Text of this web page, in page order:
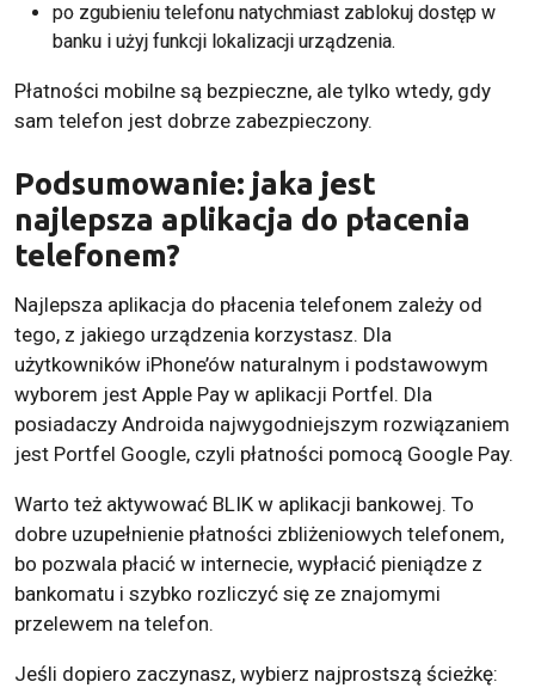
po zgubieniu telefonu natychmiast zablokuj dostęp w
banku i użyj funkcji lokalizacji urządzenia.
Płatności mobilne są bezpieczne, ale tylko wtedy, gdy
sam telefon jest dobrze zabezpieczony.
Podsumowanie: jaka jest
najlepsza aplikacja do płacenia
telefonem?
Najlepsza aplikacja do płacenia telefonem zależy od
tego, z jakiego urządzenia korzystasz. Dla
użytkowników iPhone’ów naturalnym i podstawowym
wyborem jest Apple Pay w aplikacji Portfel. Dla
posiadaczy Androida najwygodniejszym rozwiązaniem
jest Portfel Google, czyli płatności pomocą Google Pay.
Warto też aktywować BLIK w aplikacji bankowej. To
dobre uzupełnienie płatności zbliżeniowych telefonem,
bo pozwala płacić w internecie, wypłacić pieniądze z
bankomatu i szybko rozliczyć się ze znajomymi
przelewem na telefon.
Jeśli dopiero zaczynasz, wybierz najprostszą ścieżkę: